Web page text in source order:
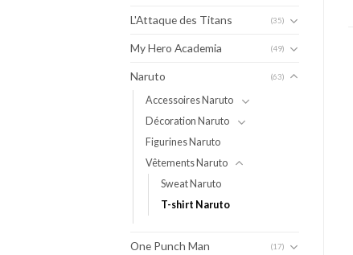
L'Attaque des Titans (35)
My Hero Academia (49)
Naruto (63)
Accessoires Naruto
Décoration Naruto
Figurines Naruto
Vêtements Naruto
Sweat Naruto
T-shirt Naruto
One Punch Man (17)